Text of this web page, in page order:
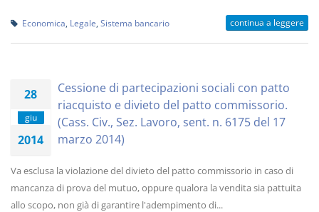
Economica Legale Sistema bancario continua a leggere
28
giu
2014
Cessione di partecipazioni sociali con patto
riacquisto e divieto del patto commissorio.
(Cass. Civ., Sez. Lavoro, sent. n. 6175 del 17
marzo 2014)
Va esclusa la violazione del divieto del patto commissorio in caso di
mancanza di prova del mutuo, oppure qualora la vendita sia pattuita
allo scopo, non già di garantire l'adempimento di...